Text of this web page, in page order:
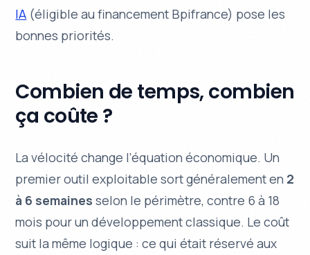
IA (éligible au financement Bpifrance) pose les
bonnes priorités.
Combien de temps, combien
ça coûte ?
La vélocité change l’équation économique. Un
premier outil exploitable sort généralement en 2
à 6 semaines selon le périmètre, contre 6 à 18
mois pour un développement classique. Le coût
suit la même logique : ce qui était réservé aux